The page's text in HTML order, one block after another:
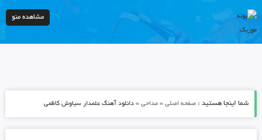
مشاهده منو
شما اینجا هستید : صفحه اصلی» مداحی» دانلود آهنگ علمدار سیاوش کاظمی